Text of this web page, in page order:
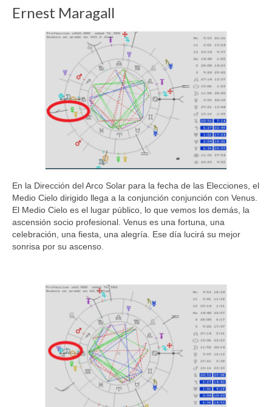
Ernest Maragall
En la Dirección del Arco Solar para la fecha de las Elecciones, el
Medio Cielo dirigido llega a la conjunción conjunción con Venus.
El Medio Cielo es el lugar público, lo que vemos los demás, la
ascensión socio profesional. Venus es una fortuna, una
celebración, una fiesta, una alegría. Ese día lucirá su mejor
sonrisa por su ascenso.